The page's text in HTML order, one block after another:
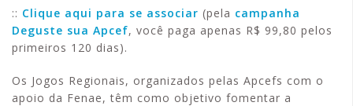
:: Clique aqui para se associar (pela campanha
Deguste sua Apcef, você paga apenas R$ 99,80 pelos
primeiros 120 dias).
Os Jogos Regionais, organizados pelas Apcefs com o
apoio da Fenae, têm como objetivo fomentar a